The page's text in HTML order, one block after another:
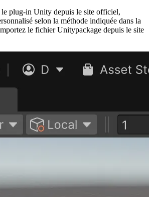
le plug-in Unity depuis le site officiel,
selon la méthode indiquée dans la
le fichier Unitypackage depuis le site